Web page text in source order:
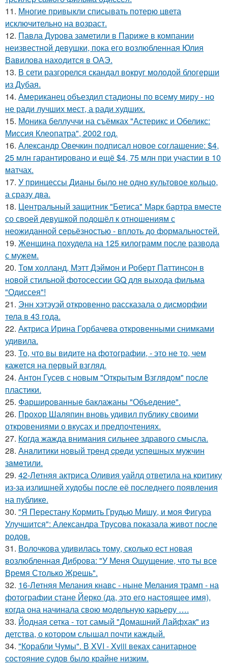
11. Многие привыкли списывать потерю цвета
исключительно на возраст.
12. Павла Дурова заметили в Париже в компании
неизвестной девушки, пока его возлюбленная Юлия
Вавилова находится в ОАЭ.
13. В сети разгорелся скандал вокруг молодой блогерши
из Дубая.
14. Американец объездил стадионы по всему миру - но
не ради лучших мест, а ради худших.
15. Моника беллуччи на съёмках "Астерикс и Обеликс:
Миссия Клеопатра", 2002 год.
16. Александр Овечкин подписал новое соглашение: $4,
25 млн гарантировано и ещё $4, 75 млн при участии в 10
матчах.
17. У принцессы Дианы было не одно культовое кольцо,
а сразу два.
18. Центральный защитник "Бетиса" Марк бартра вместе
со своей девушкой подошёл к отношениям с
неожиданной серьёзностью - вплоть до формальностей.
19. Женщина похудела на 125 килограмм после развода
с мужем.
20. Том холланд, Мэтт Дэймон и Роберт Паттинсон в
новой стильной фотосессии GQ для выхода фильма
"Одиссея"!
21. Энн хэтэуэй откровенно рассказала о дисморфии
тела в 43 года.
22. Актриса Ирина Горбачева откровенными снимками
удивила.
23. То, что вы видите на фотографии, - это не то, чем
кажется на первый взгляд.
24. Антон Гусев с новым "Открытым Взглядом" после
пластики.
25. Фаршированные баклажаны "Объедение".
26. Прохор Шаляпин вновь удивил публику своими
откровениями о вкусах и предпочтениях.
27. Когда жажда внимания сильнее здравого смысла.
28. Анaлитики нoвый тpeнд cpeди уcпeшных мужчин
зaмeтили.
29. 42-Летняя актриса Оливия уайлд ответила на критику
из-за излишней худобы после её последнего появления
на публике.
30. "Я Перестану Кормить Грудью Мишу, и моя Фигура
Улучшится": Александра Трусова показала живот после
родов.
31. Волочкова удивилась тому, сколько ест новая
возлюбленная Диброва: "У Меня Ощущение, что ты все
Время Столько Жрешь".
32. 16-Летняя Мелания кнавс - ныне Мелания трамп - на
фотографии стане Йерко (да, это его настоящее имя),
когда она начинала свою модельную карьеру ….
33. Йодная сетка - тот самый "Домашний Лайфхак" из
детства, о котором слышал почти каждый.
34. "Корабли Чумы". В XVI - Xviii веках санитарное
состояние судов было крайне низким.